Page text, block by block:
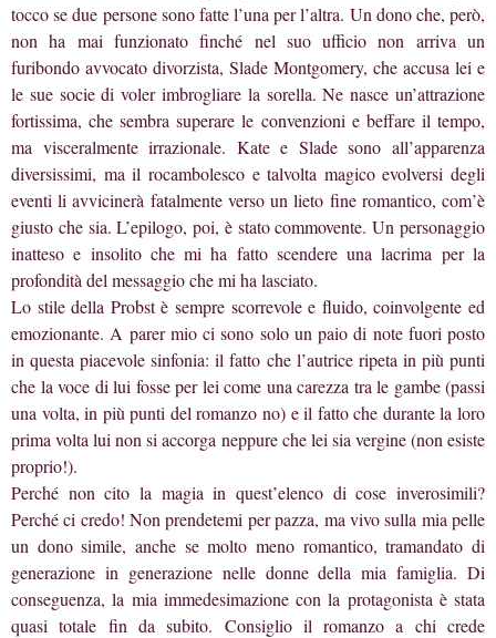
tocco se due persone sono fatte l’una per l’altra. Un dono che, però,
non ha mai funzionato finché nel suo ufficio non arriva un
furibondo avvocato divorzista, Slade Montgomery, che accusa lei e
le sue socie di voler imbrogliare la sorella. Ne nasce un’attrazione
fortissima, che sembra superare le convenzioni e beffare il tempo,
ma visceralmente irrazionale. Kate e Slade sono all’apparenza
diversissimi, ma il rocambolesco e talvolta magico evolversi degli
eventi li avvicinerà fatalmente verso un lieto fine romantico, com’è
giusto che sia. L’epilogo, poi, è stato commovente. Un personaggio
inatteso e insolito che mi ha fatto scendere una lacrima per la
profondità del messaggio che mi ha lasciato.
Lo stile della Probst è sempre scorrevole e fluido, coinvolgente ed
emozionante. A parer mio ci sono solo un paio di note fuori posto
in questa piacevole sinfonia: il fatto che l’autrice ripeta in più punti
che la voce di lui fosse per lei come una carezza tra le gambe (passi
una volta, in più punti del romanzo no) e il fatto che durante la loro
prima volta lui non si accorga neppure che lei sia vergine (non esiste
proprio!).
Perché non cito la magia in quest’elenco di cose inverosimili?
Perché ci credo! Non prendetemi per pazza, ma vivo sulla mia pelle
un dono simile, anche se molto meno romantico, tramandato di
generazione in generazione nelle donne della mia famiglia. Di
conseguenza, la mia immedesimazione con la protagonista è stata
quasi totale fin da subito. Consiglio il romanzo a chi crede